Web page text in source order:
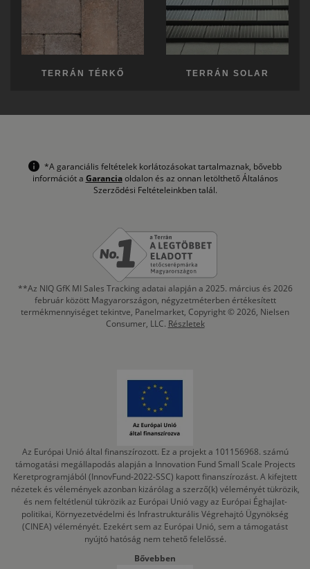
TERRÁN TÉRKŐ TERRÁN SOLAR
*A garanciális feltételek korlátozásokat tartalmaznak, bővebb
információt a Garanciaoldalon és az onnan letölthető Általános
Szerződési Feltételeinkben talál.
**Az NIQ GfK MI Sales Tracking adatai alapján a 2025. március és 2026
február között Magyarországon, négyzetméterben értékesített
termékmennyiséget tekintve, Panelmarket, Copyright © 2026, Nielsen
Consumer, LLC. Részletek
Az Európai Unió által finanszírozott. Ez a projekt a 101156968. számú
támogatási megállapodás alapján a Innovation Fund Small Scale Projects
Keretprogramjából (InnovFund-2022-SSC) kapott finanszírozást. A kifejtett
nézetek és vélemények azonban kizárólag a szerző(k) véleményét tükrözik,
és nem feltétlenül tükrözik az Európai Unió vagy az Európai Éghajlat-
politikai, Környezetvédelmi és Infrastrukturális Végrehajtó Ügynökség
(CINEA) véleményét. Ezekért sem az Európai Unió, sem a támogatást
nyújtó hatóság nem tehető felelőssé.
Bővebben